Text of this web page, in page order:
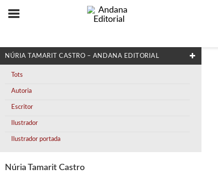
NÚRIA TAMARIT CASTRO – ANDANA EDITORIAL
Tots
Autoria
Escritor
Ilustrador
Ilustrador portada
Núria Tamarit Castro